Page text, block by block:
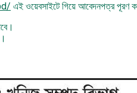
এই ওয়েবসাইটে গিয়ে আবেদনপত্র পূরণ